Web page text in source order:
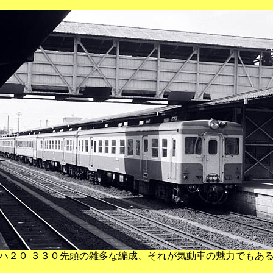
２０ ３３０先頭の雑多な編成、それが気動車の魅力でもあ